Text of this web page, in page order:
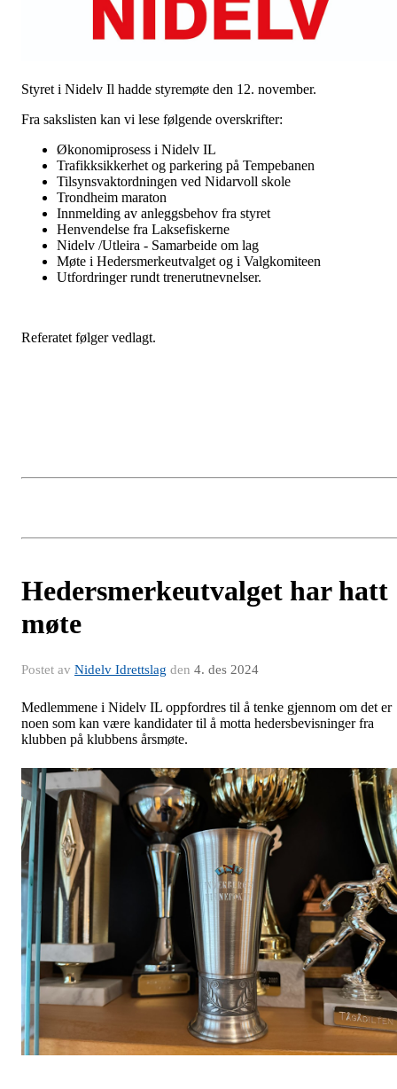
Styret i Nidelv Il hadde styremøte den 12. november.
Fra sakslisten kan vi lese følgende overskrifter:
Økonomiprosess i Nidelv IL
Trafikksikkerhet og parkering på Tempebanen
Tilsynsvaktordningen ved Nidarvoll skole
Trondheim maraton
Innmelding av anleggsbehov fra styret
Henvendelse fra Laksefiskerne
Nidelv /Utleira - Samarbeide om lag
Møte i Hedersmerkeutvalget og i Valgkomiteen
Utfordringer rundt trenerutnevnelser.
Referatet følger vedlagt.
Hedersmerkeutvalget har hatt
møte
Postet av Nidelv Idrettslag den 4. des 2024
Medlemmene i Nidelv IL oppfordres til å tenke gjennom om det er
noen som kan være kandidater til å motta hedersbevisninger fra
klubben på klubbens årsmøte.